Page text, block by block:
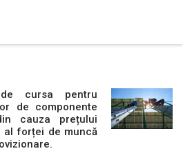
cursa pentru
de componente
cauza prețului
al forței de muncă